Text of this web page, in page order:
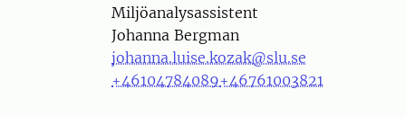
Miljöanalysassistent
Johanna Bergman
johanna.luise.kozak@slu.se
+46104784089+46761003821